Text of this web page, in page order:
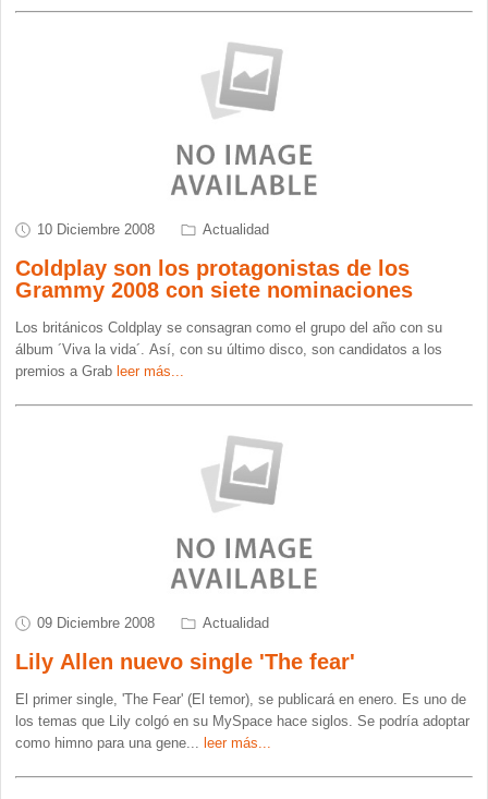
10 Diciembre 2008 Actualidad
Coldplay son los protagonistas de los
Grammy 2008 con siete nominaciones
Los británicos Coldplay se consagran como el grupo del año con su
álbum ´Viva la vida´. Así, con su último disco, son candidatos a los
premios a Grab leer más...
09 Diciembre 2008 Actualidad
Lily Allen nuevo single 'The fear'
El primer single, 'The Fear' (El temor), se publicará en enero. Es uno de
los temas que Lily colgó en su MySpace hace siglos. Se podría adoptar
como himno para una gene
leer más...